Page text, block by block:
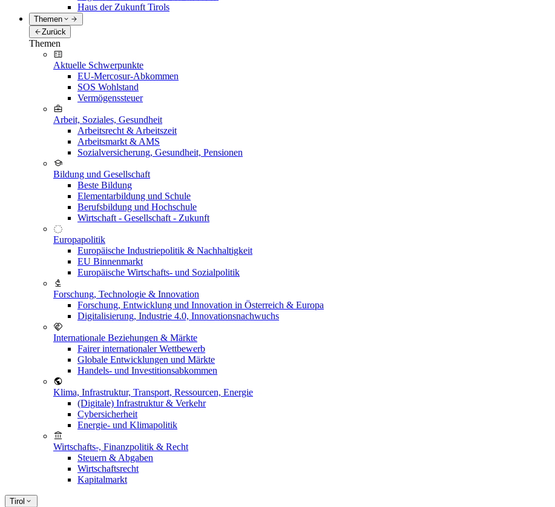
Haus der Zukunft Tirols
Themen
Zurück
Themen
Aktuelle Schwerpunkte
EU-Mercosur-Abkommen
SOS Wohlstand
Vermögenssteuer
Arbeit, Soziales, Gesundheit
Arbeitsrecht & Arbeitszeit
Arbeitsmarkt & AMS
Sozialversicherung, Gesundheit, Pensionen
Bildung und Gesellschaft
Beste Bildung
Elementarbildung und Schule
Berufsbildung und Hochschule
Wirtschaft - Gesellschaft - Zukunft
Europapolitik
Europäische Industriepolitik & Nachhaltigkeit
EU Binnenmarkt
Europäische Wirtschafts- und Sozialpolitik
Forschung, Technologie & Innovation
Forschung, Entwicklung und Innovation in Österreich & Europa
Digitalisierung, Industrie 4.0, Innovationsnachwuchs
Internationale Beziehungen & Märkte
Fairer internationaler Wettbewerb
Globale Entwicklungen und Märkte
Handels- und Investitionsabkommen
Klima, Infrastruktur, Transport, Ressourcen, Energie
(Digitale) Infrastruktur & Verkehr
Cybersicherheit
Energie- und Klimapolitik
Wirtschafts-, Finanzpolitik & Recht
Steuern & Abgaben
Wirtschaftsrecht
Kapitalmarkt
Tirol